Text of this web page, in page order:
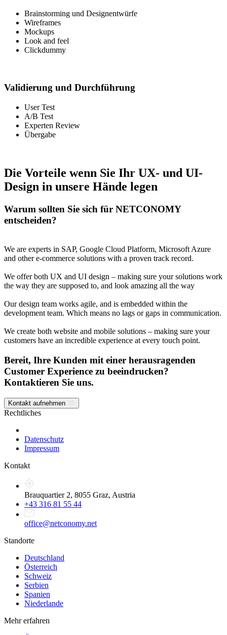
Brainstorming und Designentwürfe
Wireframes
Mockups
Look and feel
Clickdummy
Validierung und Durchführung
User Test
A/B Test
Experten Review
Übergabe
Die Vorteile wenn Sie Ihr UX- und UI-
Design in unsere Hände legen
Warum sollten Sie sich für NETCONOMY
entscheiden?
We are experts in SAP, Google Cloud Platform, Microsoft Azure
and other e-commerce solutions with a proven track record.
We offer both UX and UI design – making sure your solutions work
the way they are supposed to, and look amazing all the way
Our design team works agile, and is embedded within the
development team. Which means no lags or gaps in communication.
We create both website and mobile solutions – making sure your
customers have an incredible experience at every touch point.
Bereit, Ihre Kunden mit einer herausragenden
Customer Experience zu beeindrucken?
Kontaktieren Sie uns.
Kontakt aufnehmen
Rechtliches
Datenschutz
Impressum
Kontakt
Brauquartier 2, 8055 Graz, Austria
+43 316 81 55 44
office@netconomy.net
Standorte
Deutschland
Österreich
Schweiz
Serbien
Spanien
Niederlande
Mehr erfahren